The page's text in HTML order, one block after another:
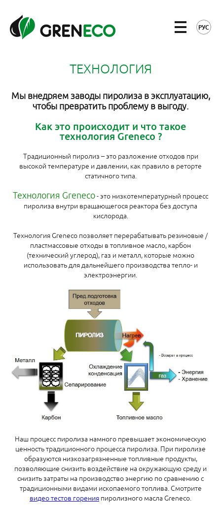
РУС
ТЕХНОЛОГИЯ
Мы внедряем заводы пиролиза в эксплуатацию,
чтобы превратить проблему в выгоду.
Как это происходит и что такое
технология Greneco ?
Традиционный пиролиз – это разложение отходов при
высокой температуре и давлении, как правило в реторте
статичного типа.
Технология Greneco- это низкотемпературный процесс
пиролиза внутри вращающегося реактора без доступа
кислорода.
Технология Greneco позволяет перерабатывать резиновые /
пластмассовые отходы в топливное масло, карбон
(технический углерод), газ и металл, которые можно
использовать для дальнейшего производства тепло- и
электроэнергии.
Наш процесс пиролиза намного превышает экономическую
ценность традиционного процесса пиролиза. При пиролизе
образуются низкозагрязненные топливные продукты,
позволяющие снизить воздействие на окружающую среду и
снизить затраты на производство энергию по сравнению с
традиционными видами ископаемого топлива. Смотрите
видео тестов горения пиролизного масла Greneco.